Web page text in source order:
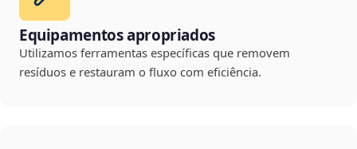
Equipamentos apropriados
Utilizamos ferramentas específicas que removem
resíduos e restauram o fluxo com eficiência.